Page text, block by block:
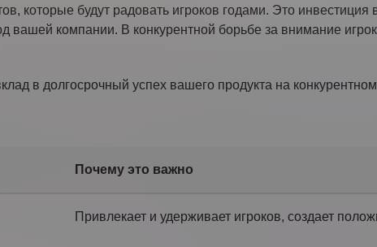
которые будут радовать игроков годами. Это инвестиция
вашей компании. В конкурентной борьбе за внимание
в долгосрочный успех вашего продукта на
Почему это важно
Привлекает и удерживает игроков, создает